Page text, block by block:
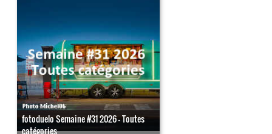
fotoduelo Semaine #31 2026 - Toutes
catégories